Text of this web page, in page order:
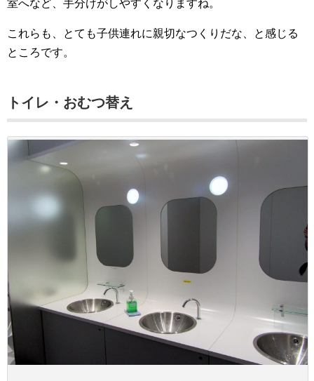
室へなど、手分けがしやすくなりますね。
これらも、とても子供連れに親切なつくりだな、と感じる
ところです。
トイレ・おむつ替え